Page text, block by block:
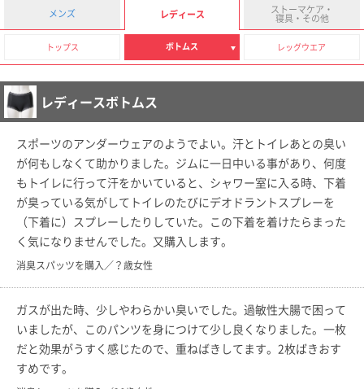
メンズ レディース
ストーマケア・
寝具・その他
トップス ボトムス レッグウエア
レディースボトムス
スポーツのアンダーウェアのようでよい。汗とトイレあとの臭い
が何もしなくて助かりました。ジムに一日中いる事があり、何度
もトイレに行って汗をかいていると、シャワー室に入る時、下着
が臭っている気がしてトイレのたびにデオドラントスプレーを
（下着に）スプレーしたりしていた。この下着を着けたらまった
く気になりませんでした。又購入します。
消臭スパッツを購入／？歳女性
ガスが出た時、少しやわらかい臭いでした。過敏性大腸で困って
いましたが、このパンツを身につけて少し良くなりました。一枚
だと効果がうすく感じたので、重ねばきしてます。2枚ばきおす
すめです。